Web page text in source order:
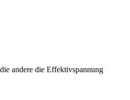
andere die Effektivspannung